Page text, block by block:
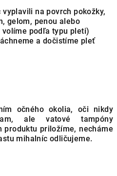
na povrch pokožky,
gelom, penou alebo
podľa typu pleti)
a dočistíme pleť
očného okolia, oči nikdy
ale vatové tampóny
produktu priložíme, necháme
mihalníc odličujeme.